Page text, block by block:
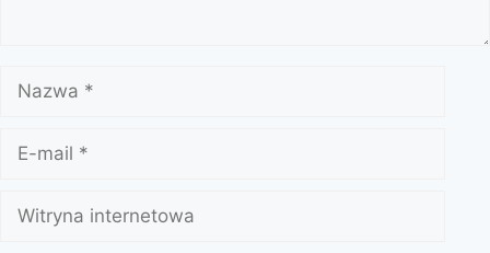
Nazwa
mail
Witryna
internetowa